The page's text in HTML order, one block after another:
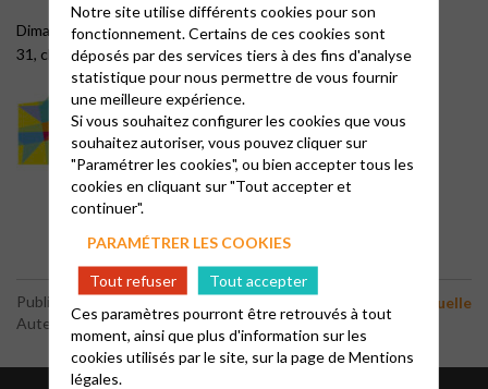
Dimanche 12 mars 10h30 à 11h30 au temple.
31, chemin des maigrets 78160 Marly-le-Roi
Publié le 2 mars 2023
Auteur : Chr Weinhold
Vie spirituelle
Notre site utilise différents cookies pour son
fonctionnement. Certains de ces cookies sont
déposés par des services tiers à des fins d'analyse
statistique pour nous permettre de vous fournir
une meilleure expérience.
Si vous souhaitez configurer les cookies que vous
souhaitez autoriser, vous pouvez cliquer sur
"Paramétrer les cookies", ou bien accepter tous les
cookies en cliquant sur "Tout accepter et
continuer".
PARAMÉTRER LES COOKIES
Tout refuser
Tout accepter
Ces paramètres pourront être retrouvés à tout
moment, ainsi que plus d'information sur les
cookies utilisés par le site, sur la page deMentions
légales.